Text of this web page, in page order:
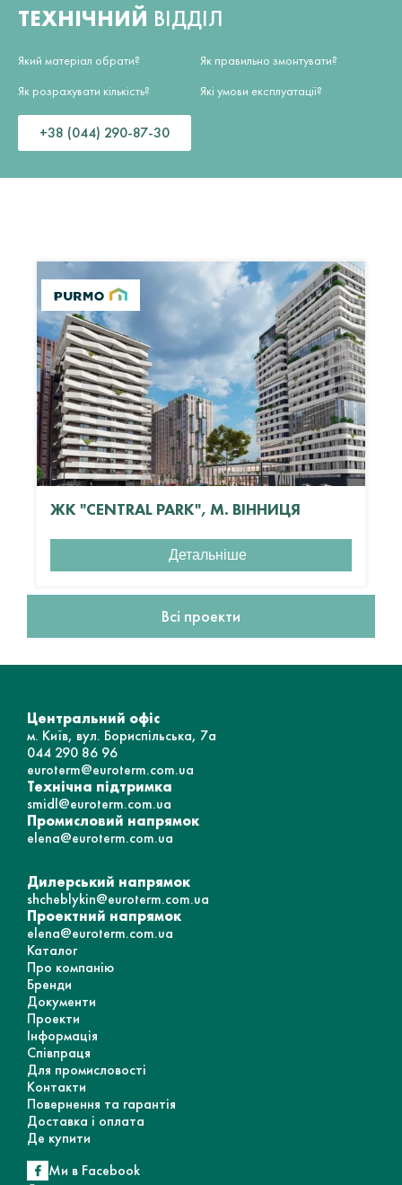
ТЕХНІЧНИЙ ВІДДІЛ
Який матеріал обрати?
Як розрахувати кількість?
Як правильно змонтувати?
Які умови експлуатації?
+38 (044) 290-87-30
ЖК "CENTRAL PARK", М. ВІННИЦЯ
Детальніше
Всі проекти
Центральний офіс
м. Київ, вул. Бориспільська, 7а
044 290 86 96
euroterm@euroterm.com.ua
Технічна підтримка
smidl@euroterm.com.ua
Промисловий напрямок
elena@euroterm.com.ua
Дилерський напрямок
shcheblykin@euroterm.com.ua
Проектний напрямок
elena@euroterm.com.ua
Каталог
Про компанію
Бренди
Документи
Проекти
Інформація
Співпраця
Для промисловості
Контакти
Повернення та гарантія
Доставка і оплата
Де купити
Ми в Facebook